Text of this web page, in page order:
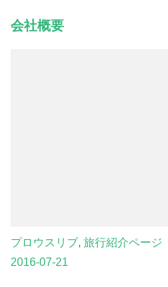
会社概要
プロウスリブ, 旅行紹介ページ
2016-07-21